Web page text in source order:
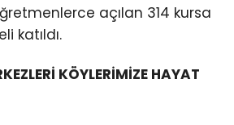
açılan 314 kursa
katıldı.
KÖYLERİMİZE HAYAT